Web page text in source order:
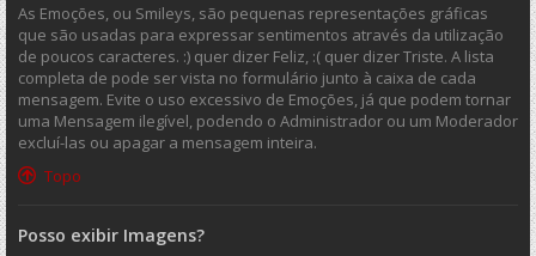
As Emoções, ou Smileys, são pequenas representações gráficas
que são usadas para expressar sentimentos através da utilização
de poucos caracteres. :) quer dizer Feliz, :( quer dizer Triste. A lista
completa de pode ser vista no formulário junto à caixa de cada
mensagem. Evite o uso excessivo de Emoções, já que podem tornar
uma Mensagem ilegível, podendo o Administrador ou um Moderador
excluí-las ou apagar a mensagem inteira.
Topo
Posso exibir Imagens?